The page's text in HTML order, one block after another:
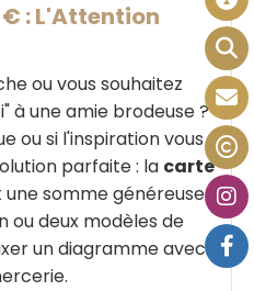
: L'Attention
ou vous souhaitez
à une amie brodeuse ?
ou si l'inspiration vous
parfaite : la carte
une somme généreuse
ou deux modèles de
un diagramme avec